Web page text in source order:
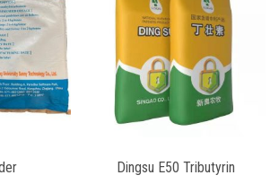
Dingsu E50 Tributyrin